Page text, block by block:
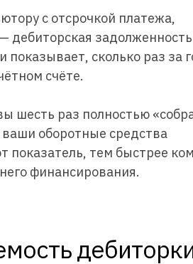
с отсрочкой платежа,
дебиторская
сколько раз за
счёте.
шесть раз полностью
ваши оборотные средства
показатель, тем быстрее
финансирования.